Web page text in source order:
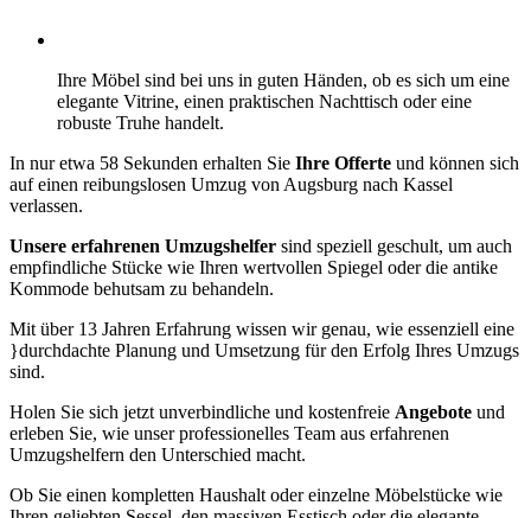
Ihre Möbel sind bei uns in guten Händen, ob es sich um eine
elegante Vitrine, einen praktischen Nachttisch oder eine
robuste Truhe handelt.
In nur etwa 58 Sekunden erhalten Sie Ihre Offerte und können sich
auf einen reibungslosen Umzug von Augsburg nach Kassel
verlassen.
Unsere erfahrenen Umzugshelfer sind speziell geschult, um auch
empfindliche Stücke wie Ihren wertvollen Spiegel oder die antike
Kommode behutsam zu behandeln.
Mit über 13 Jahren Erfahrung wissen wir genau, wie essenziell eine
}durchdachte Planung und Umsetzung für den Erfolg Ihres Umzugs
sind.
Holen Sie sich jetzt unverbindliche und kostenfreie Angebote und
erleben Sie, wie unser professionelles Team aus erfahrenen
Umzugshelfern den Unterschied macht.
Ob Sie einen kompletten Haushalt oder einzelne Möbelstücke wie